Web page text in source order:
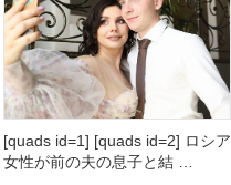
[quads id=1] [quads id=2] ロシア
女性が前の夫の息子と結 …